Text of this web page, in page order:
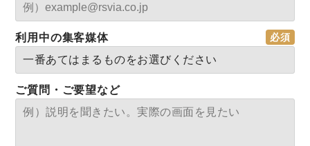
利用中の集客媒体
ご質問・ご要望など